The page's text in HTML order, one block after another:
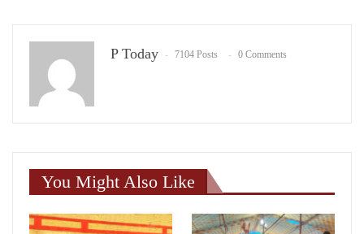
P Today 7104 Posts 0 Comments
You Might Also Like